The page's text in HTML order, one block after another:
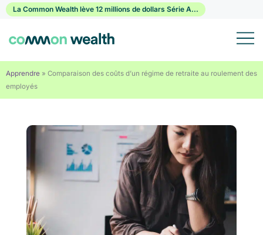
PasserLa Common Wealth lève 12 millions de dollars Série A...
Apprendre » Comparaison des coûts d’un régime de retraite au roulement des
employés